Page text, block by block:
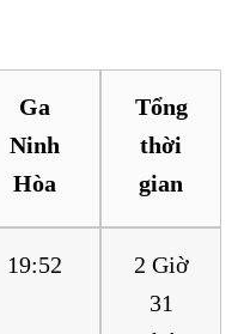
Ga
Ninh
Hòa
Tổng
thời
gian
19:52
2 Giờ
31